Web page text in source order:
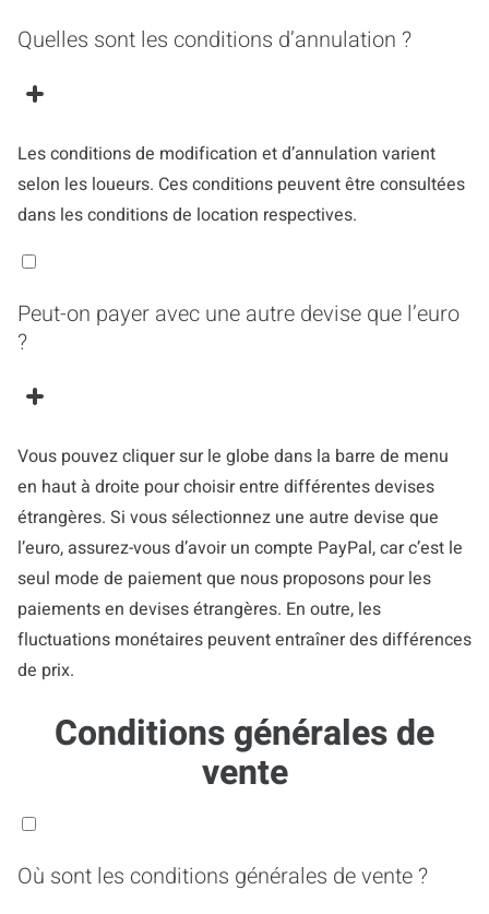
Quelles sont les conditions d’annulation ?
Les conditions de modification et d’annulation varient
selon les loueurs. Ces conditions peuvent être consultées
dans les conditions de location respectives.
Peut-on payer avec une autre devise que l’euro
?
Vous pouvez cliquer sur le globe dans la barre de menu
en haut à droite pour choisir entre différentes devises
étrangères. Si vous sélectionnez une autre devise que
l’euro, assurez-vous d’avoir un compte PayPal, car c’est le
seul mode de paiement que nous proposons pour les
paiements en devises étrangères. En outre, les
fluctuations monétaires peuvent entraîner des différences
de prix.
Conditions générales de
vente
Où sont les conditions générales de vente ?